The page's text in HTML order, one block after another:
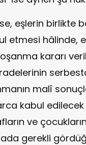
eşlerin birlikte
etmesi hâlinde,
kararı
malî
kabul
ve
gerekli